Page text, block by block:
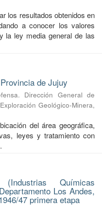
los resultados obtenidos en
a conocer los valores
la ley media general de las
de Jujuy
Dirección General de
Geológico-Minera,
del área geográfica,
leyes y tratamiento con
Químicas
Los Andes,
47 primera etapa